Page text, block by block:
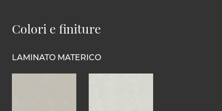
Colori e finiture
LAMINATO MATERICO